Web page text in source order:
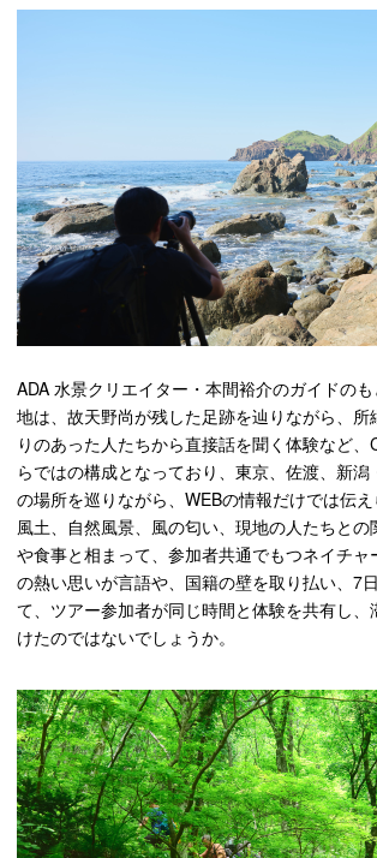
ADA ⽔景クリエイター・本間裕介のガイドの
地は、故天野尚が残した⾜跡を辿りながら、所
りのあった⼈たちから直接話を聞く体験など、
らではの構成となっており、東京、佐渡、新
の場所を巡りながら、WEBの情報だけでは伝え
⾵⼟、⾃然⾵景、⾵の匂い、現地の⼈たちと
や⾷事と相まって、参加者共通でもつネイチャ
の熱い思いが⾔語や、国籍の壁を取り払い、7
て、ツアー参加者が同じ時間と体験を共有し、
けたのではないでしょうか。